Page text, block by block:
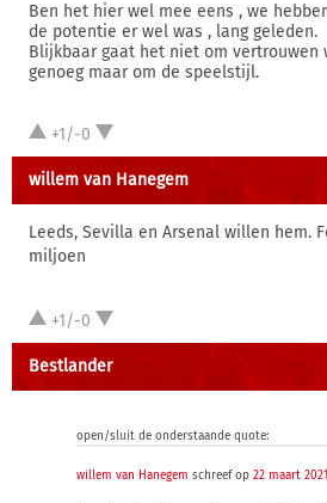
Ben het hier wel mee eens , we
de potentie er wel was , lang geleden.
Blijkbaar gaat het niet om vertrouwen
genoeg maar om de speelstijl.
+1/-0
willem van Hanegem
Leeds, Sevilla en Arsenal willen hem.
miljoen
+1/-0
Bestlander
open/sluit de onderstaande quote:
willem van Hanegem schreef op 22 maart